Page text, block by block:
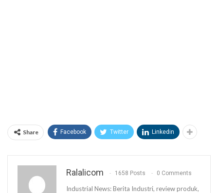
Share Facebook Twitter Linkedin
Ralalicom 1658 Posts 0 Comments
Industrial News: Berita Industri, review produk,